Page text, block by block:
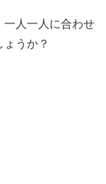
一人一人に合わせ
うか？